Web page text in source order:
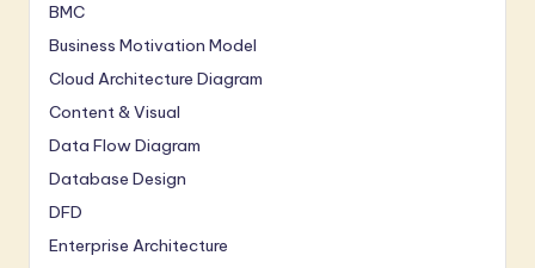
BMC
Business Motivation Model
Cloud Architecture Diagram
Content & Visual
Data Flow Diagram
Database Design
DFD
Enterprise Architecture